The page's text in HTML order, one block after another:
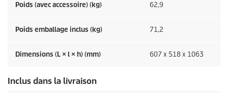
Poids (avec accessoire) (kg) 62,9
Poids emballage inclus (kg) 71,2
Dimensions (L × l × h) (mm) 607 x 518 x 1063
Inclus dans la livraison